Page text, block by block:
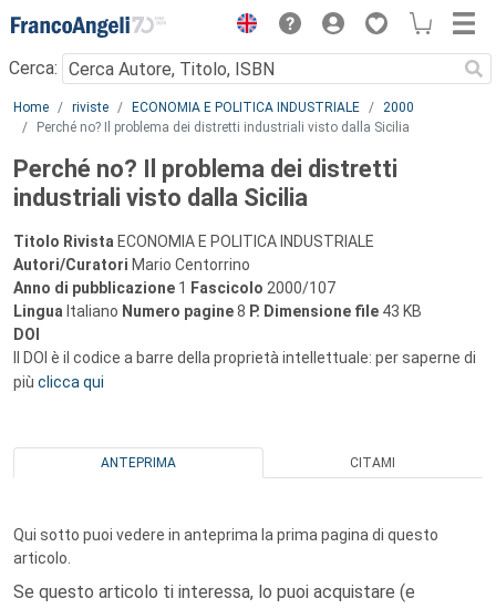
Menu
Cerca:
Main content
Home riviste ECONOMIA E POLITICA INDUSTRIALE
2000
Perché no? Il problema dei distretti industriali visto dalla Sicilia
Perché no? Il problema dei distretti
industriali visto dalla Sicilia
Titolo Rivista ECONOMIA E POLITICA INDUSTRIALE
Autori/Curatori Mario Centorrino
Anno di pubblicazione 1 Fascicolo 2000/107
Lingua Italiano Numero pagine8 P. Dimensione file 43 KB
DOI
Il DOI è il codice a barre della proprietà intellettuale: per saperne di
più clicca qui
ANTEPRIMA CITAMI
Qui sotto puoi vedere in anteprima la prima pagina di questo
articolo.
Se questo articolo ti interessa, lo puoi acquistare (e